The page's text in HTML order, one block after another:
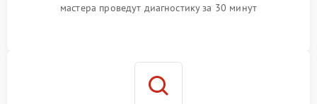
мастера проведут диагностику за 30 минут